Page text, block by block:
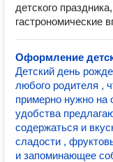
детского
гастрономические
Оформление
Детский день
любого родителя ,
примерно нужно на
удобства
содержаться и
сладости ,
и запоминающее